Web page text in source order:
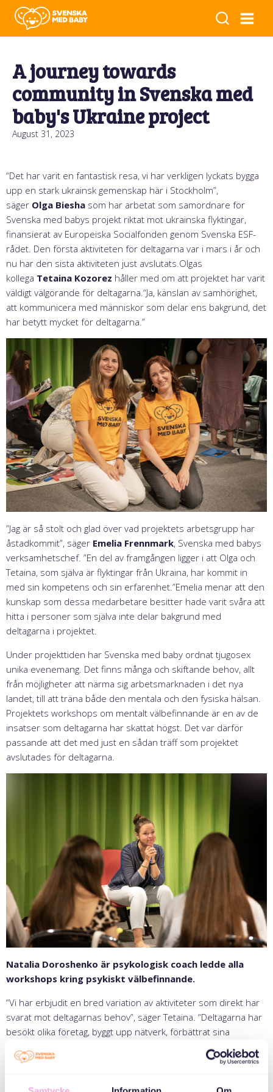
A journey towards
community in Svenska med
baby's Ukraine project
August 31, 2023
“Det har varit en fantastisk resa, vi har verkligen lyckats bygga
upp en stark ukrainsk gemenskap här i Stockholm”,
säger Olga Biesha som har arbetat som samordnare för
Svenska med babys projekt riktat mot ukrainska flyktingar,
finansierat av Europeiska Socialfonden genom Svenska ESF-
rådet. Den första aktiviteten för deltagarna var i mars i år och
nu har den sista aktiviteten just avslutats.Olgas
kollega Tetaina Kozorez håller med om att projektet har varit
väldigt välgörande för deltagarna.“Ja, känslan av samhörighet,
att kommunicera med människor som delar ens bakgrund, det
har betytt mycket för deltagarna.”
”Jag är så stolt och glad över vad projektets arbetsgrupp har
åstadkommit”, säger Emelia Frennmark, Svenska med babys
verksamhetschef. ”En del av framgången ligger i att Olga och
Tetaina, som själva är flyktingar från Ukraina, har kommit in
med sin kompetens och sin erfarenhet.”Emelia menar att den
kunskap som dessa medarbetare besitter hade varit svåra att
hitta i personer som själva inte delar bakgrund med
deltagarna i projektet.
Under projekttiden har Svenska med baby ordnat tjugosex
unika evenemang. Det finns många och skiftande behov, allt
från möjligheter att närma sig arbetsmarknaden i det nya
landet, till att träna både den mentala och den fysiska hälsan.
Projektets workshops om mentalt välbefinnande är en av de
insatser som deltagarna har skattat högst. Det var därför
passande att det med just en sådan träff som projektet
avslutades för deltagarna.
Natalia Doroshenko är psykologisk coach ledde alla
workshops kring psykiskt välbefinnande.
“Vi har erbjudit en bred variation av aktiviteter som direkt har
svarat mot deltagarnas behov”, säger Tetaina. “Deltagarna har
besökt olika företag, byggt upp nätverk, förbättrat sina
LinkedIn-profiler, och deltagit i intervjuer på både svenska och
engelska. Dessutom har populära inslag som Zumba-dans och